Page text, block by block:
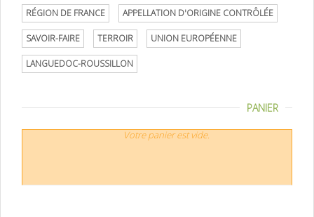
RÉGION DE FRANCE APPELLATION D'ORIGINE CONTRÔLÉE
SAVOIR-FAIRE TERROIR UNION EUROPÉENNE
LANGUEDOC-ROUSSILLON
PANIER
Votre panier est vide.